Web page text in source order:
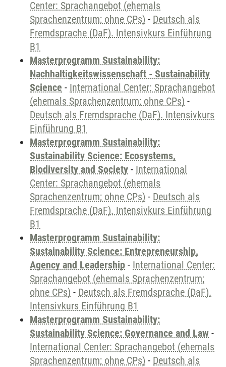
Center: Sprachangebot (ehemals
Sprachenzentrum; ohne CPs) - Deutsch als
Fremdsprache (DaF). Intensivkurs Einführung
B1
Masterprogramm Sustainability:
Nachhaltigkeitswissenschaft - Sustainability
Science - International Center: Sprachangebot
(ehemals Sprachenzentrum; ohne CPs) -
Deutsch als Fremdsprache (DaF). Intensivkurs
Einführung B1
Masterprogramm Sustainability:
Sustainability Science: Ecosystems,
Biodiversity and Society - International
Center: Sprachangebot (ehemals
Sprachenzentrum; ohne CPs) - Deutsch als
Fremdsprache (DaF). Intensivkurs Einführung
B1
Masterprogramm Sustainability:
Sustainability Science: Entrepreneurship,
Agency and Leadership - International Center:
Sprachangebot (ehemals Sprachenzentrum;
ohne CPs) - Deutsch als Fremdsprache (DaF).
Intensivkurs Einführung B1
Masterprogramm Sustainability:
Sustainability Science: Governance and Law -
International Center: Sprachangebot (ehemals
Sprachenzentrum; ohne CPs) - Deutsch als